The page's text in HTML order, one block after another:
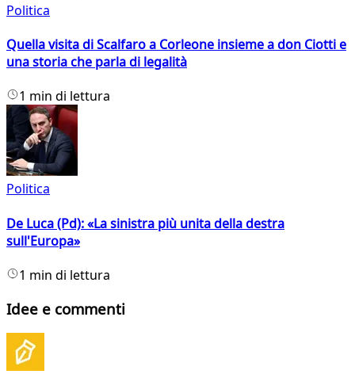
Politica
Quella visita di Scalfaro a Corleone insieme a don Ciotti e
una storia che parla di legalità
1 min di lettura
Politica
De Luca (Pd): «La sinistra più unita della destra
sull'Europa»
1 min di lettura
Idee e commenti